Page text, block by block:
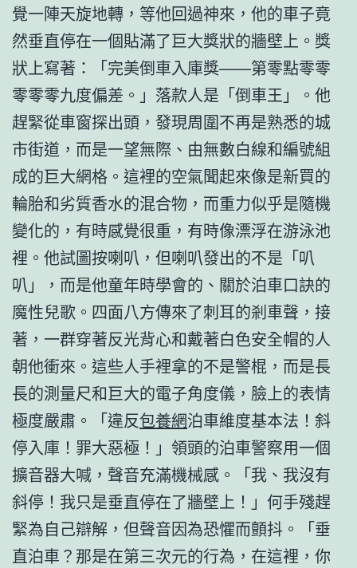
覺一陣天旋地轉，等他回過神來，他的車子竟
然垂直停在一個貼滿了巨大獎狀的牆壁上。獎
狀上寫著：「完美倒車入庫獎——第零點零零
零零零九度偏差。」落款人是「倒車王」。他
趕緊從車窗探出頭，發現周圍不再是熟悉的城
市街道，而是一望無際、由無數白線和編號組
成的巨大網格。這裡的空氣聞起來像是新買的
輪胎和劣質香水的混合物，而重力似乎是隨機
變化的，有時感覺很重，有時像漂浮在游泳池
裡。他試圖按喇叭，但喇叭發出的不是「叭
叭」，而是他童年時學會的、關於泊車口訣的
魔性兒歌。四面八方傳來了刺耳的剎車聲，接
著，一群穿著反光背心和戴著白色安全帽的人
朝他衝來。這些人手裡拿的不是警棍，而是長
長的測量尺和巨大的電子角度儀，臉上的表情
極度嚴肅。「違反包養網泊車維度基本法！斜
停入庫！罪大惡極！」領頭的泊車警察用一個
擴音器大喊，聲音充滿機械感。「我、我沒有
斜停！我只是垂直停在了牆壁上！」何手殘趕
緊為自己辯解，但聲音因為恐懼而顫抖。「垂
直泊車？那是在第三次元的行為，在這裡，你